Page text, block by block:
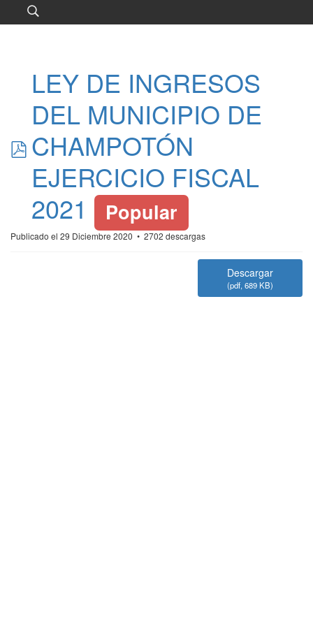
pdf
LEY DE INGRESOS
DEL MUNICIPIO DE
CHAMPOTÓN
EJERCICIO FISCAL
2021
Popular
Publicado el 29 Diciembre 2020 2702 descargas
Descargar
(pdf, 689 KB)